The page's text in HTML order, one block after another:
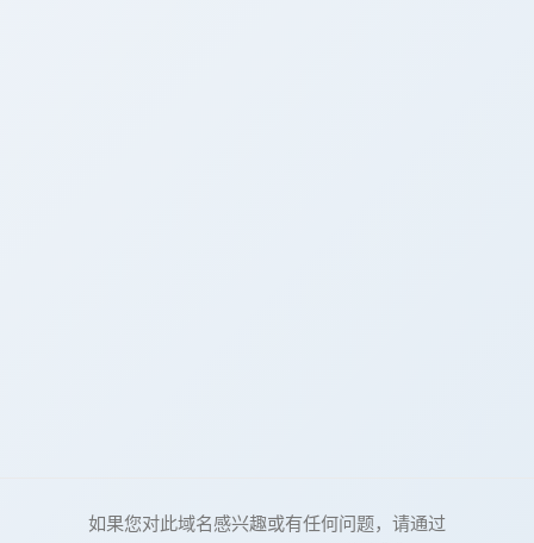
如果您对此域名感兴趣或有任何问题，请通过